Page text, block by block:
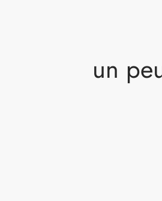
un